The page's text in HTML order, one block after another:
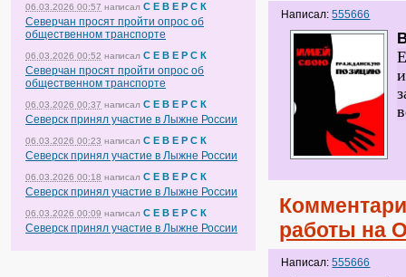
06.03.2026 00:57 написал С Е В Е Р С К
Северчан просят пройти опрос об
общественном транспорте
06.03.2026 00:52 написал С Е В Е Р С К
Северчан просят пройти опрос об
общественном транспорте
06.03.2026 00:37 написал С Е В Е Р С К
Северск принял участие в Лыжне России
06.03.2026 00:23 написал С Е В Е Р С К
Северск принял участие в Лыжне России
06.03.2026 00:18 написал С Е В Е Р С К
Северск принял участие в Лыжне России
06.03.2026 00:09 написал С Е В Е Р С К
Северск принял участие в Лыжне России
Написал:555666
работы на
Написал:555666